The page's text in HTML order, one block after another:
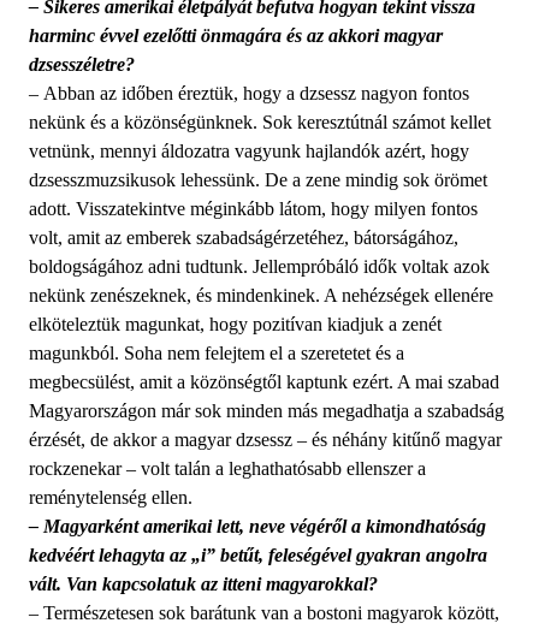
– Sikeres amerikai életpályát befutva hogyan tekint vissza
harminc évvel ezelőtti önmagára és az akkori magyar
dzsesszéletre?
– Abban az időben éreztük, hogy a dzsessz nagyon fontos
nekünk és a közönségünknek. Sok keresztútnál számot kellet
vetnünk, mennyi áldozatra vagyunk hajlandók azért, hogy
dzsesszmuzsikusok lehessünk. De a zene mindig sok örömet
adott. Visszatekintve méginkább látom, hogy milyen fontos
volt, amit az emberek szabadságérzetéhez, bátorságához,
boldogságához adni tudtunk. Jellempróbáló idők voltak azok
nekünk zenészeknek, és mindenkinek. A nehézségek ellenére
elköteleztük magunkat, hogy pozitívan kiadjuk a zenét
magunkból. Soha nem felejtem el a szeretetet és a
megbecsülést, amit a közönségtől kaptunk ezért. A mai szabad
Magyarországon már sok minden más megadhatja a szabadság
érzését, de akkor a magyar dzsessz – és néhány kitűnő magyar
rockzenekar – volt talán a leghathatósabb ellenszer a
reménytelenség ellen.
– Magyarként amerikai lett, neve végéről a kimondhatóság
kedvéért lehagyta az „i” betűt, feleségével gyakran angolra
vált. Van kapcsolatuk az itteni magyarokkal?
– Természetesen sok barátunk van a bostoni magyarok között,